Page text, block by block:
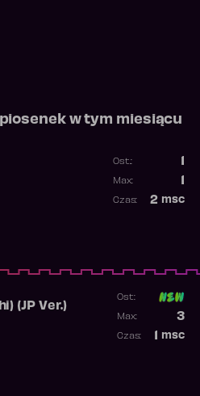
w tym miesiącu
Ost.:
Max:
2 msc
Czas:
(JP Ver.)
Ost:
3
Max:
msc
Czas: